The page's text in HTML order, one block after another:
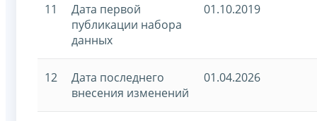
11
Дата первой
публикации набора
данных
01.10.2019
12
Дата последнего
внесения изменений
01.04.2026